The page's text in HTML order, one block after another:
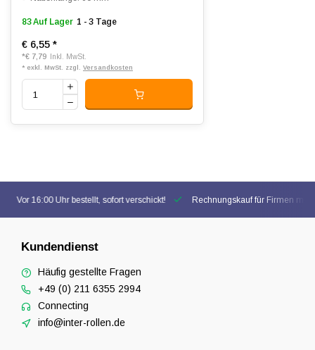
83 Auf Lager 1 - 3 Tage
€ 6,55 *
*€ 7,79 Inkl. MwSt.
* exkl. MwSt. zzgl. Versandkosten
Vor 16:00 Uhr bestellt, sofort verschickt! Rechnungskauf für Firmen
Kundendienst
Häufig gestellte Fragen
+49 (0) 211 6355 2994
Connecting
info@inter-rollen.de